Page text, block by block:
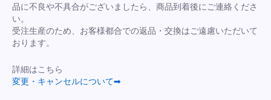
品に不良や不具合がございましたら、商品到着後にご連絡くださ
い。
受注生産のため、お客様都合での返品・交換はご遠慮いただいて
おります。
詳細はこちら
変更・キャンセルについて➡